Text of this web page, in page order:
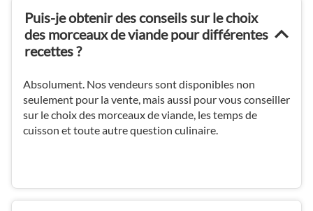
Puis-je obtenir des conseils sur le choix
des morceaux de viande pour différentes
recettes ?
Absolument. Nos vendeurs sont disponibles non
seulement pour la vente, mais aussi pour vous conseiller
sur le choix des morceaux de viande, les temps de
cuisson et toute autre question culinaire.